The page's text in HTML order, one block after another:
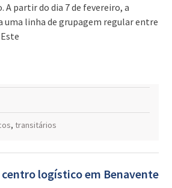
A partir do dia 7 de fevereiro, a
uma linha de grupagem regular entre
, transitários
logístico em Benavente